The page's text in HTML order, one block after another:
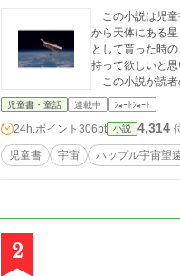
この小説は児
から天体にある
として貰った時
持って欲しいと
この小説が読
児童書・童話 連載中 ｼｮｰﾄｼｮｰﾄ
24h.ポイント 306pt 小説 4,314
児童書 宇宙 ハップル宇宙望
2